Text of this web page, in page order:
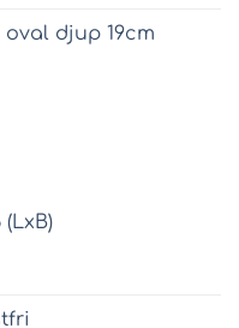
djup 19cm